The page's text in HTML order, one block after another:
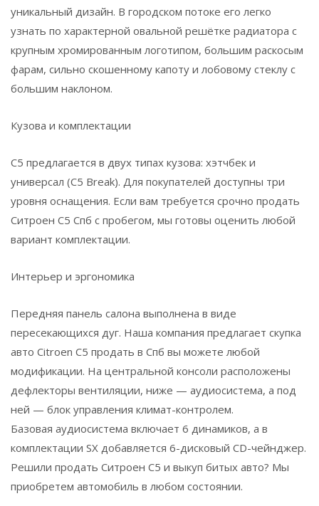
уникальный дизайн. В городском потоке его легко
узнать по характерной овальной решётке радиатора с
крупным хромированным логотипом, большим раскосым
фарам, сильно скошенному капоту и лобовому стеклу с
большим наклоном.
Кузова и комплектации
C5 предлагается в двух типах кузова: хэтчбек и
универсал (C5 Break). Для покупателей доступны три
уровня оснащения. Если вам требуется срочно продать
Ситроен C5 Спб с пробегом, мы готовы оценить любой
вариант комплектации.
Интерьер и эргономика
Передняя панель салона выполнена в виде
пересекающихся дуг. Наша компания предлагает скупка
авто Citroen C5 продать в Спб вы можете любой
модификации. На центральной консоли расположены
дефлекторы вентиляции, ниже — аудиосистема, а под
ней — блок управления климат-контролем.
Базовая аудиосистема включает 6 динамиков, а в
комплектации SX добавляется 6-дисковый CD-чейнджер.
Решили продать Ситроен C5 и выкуп битых авто? Мы
приобретем автомобиль в любом состоянии.